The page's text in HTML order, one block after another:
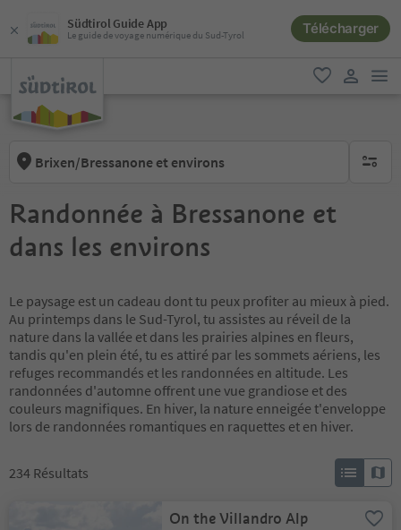
Südtirol Guide App
Le guide de voyage numérique du Sud-Tyrol Télécharger
favori
Brixen/Bressanone et environs aucun
Randonnée à Bressanone et
dans les environs
Le paysage est un cadeau dont tu peux profiter au mieux à pied.
Au printemps dans le Sud-Tyrol, tu assistes au réveil de la
nature dans la vallée et dans les prairies alpines en fleurs,
tandis qu'en plein été, tu es attiré par les sommets aériens, les
refuges recommandés et les randonnées en altitude. Les
randonnées d'automne offrent une vue grandiose et des
couleurs magnifiques. En hiver, la nature enneigée t'enveloppe
lors de randonnées romantiques en raquettes et en hiver.
234 Résultats
On the Villandro Alp